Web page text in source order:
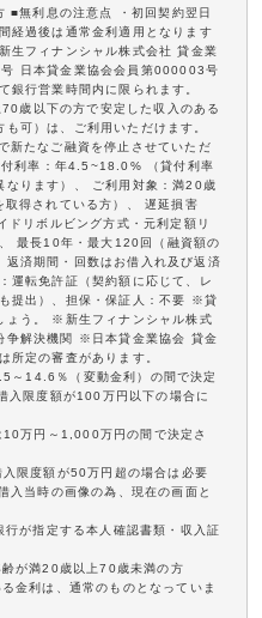
■無利息の注意点 ・初回契約翌日
経過後は通常金利適用となります
生フィナンシャル株式会社 貸金業
日本貸金業協会会員第000003号
銀行営業時間内に限られます。
歳以下の方で安定した収入のある
可）は、ご利用いただけます。
新たなご融資を停止させていただ
利率：年4.5~18.0% （貸付利率
なります）、 ご利用対象：満20歳
得されている方）、 遅延損害
リボルビング方式・元利定額リ
最長10年・最大120回（融資額の
済期間・回数はお借入れ及び返済
運転免許証（契約額に応じて、レ
提出）、担保・保証人：不要 ※貸
ょう。 ※新生フィナンシャル株式
争解決機関 ※日本貸金業協会 貸金
定の審査があります。
～14.6％（変動金利）の間で決定
入限度額が100万円以下の場合に
万円～1,000万円の間で決定さ
限度額が50万円超の場合は必要
入当時の画像の為、現在の画面と
が指定する本人確認書類・収入証
が満20歳以上70歳未満の方
金利は、通常のものとなっていま